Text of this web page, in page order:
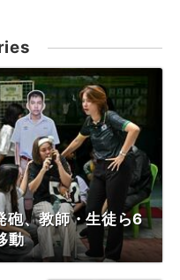
砲、教師・生徒ら6
動